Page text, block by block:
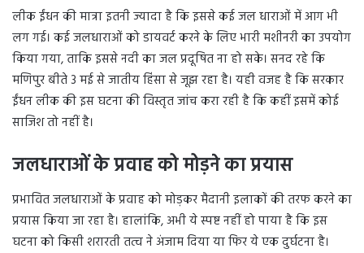
लीक ईंधन की मात्रा इतनी ज्यादा है कि इससे कई जल धाराओं में आग भी
लग गई। कई जलधाराओं को डायवर्ट करने के लिए भारी मशीनरी का उपयोग
किया गया, ताकि इससे नदी का जल प्रदूषित ना हो सके। सनद रहे कि
मणिपुर बीते 3 मई से जातीय हिंसा से जूझ रहा है। यही वजह है कि सरकार
ईंधन लीक की इस घटना की विस्तृत जांच करा रही है कि कहीं इसमें कोई
साजिश तो नहीं है।
जलधाराओं के प्रवाह को मोड़ने का प्रयास
प्रभावित जलधाराओं के प्रवाह को मोड़कर मैदानी इलाकों की तरफ करने का
प्रयास किया जा रहा है। हालांकि, अभी ये स्पष्ट नहीं हो पाया है कि इस
घटना को किसी शरारती तत्व ने अंजाम दिया या फिर ये एक दुर्घटना है।